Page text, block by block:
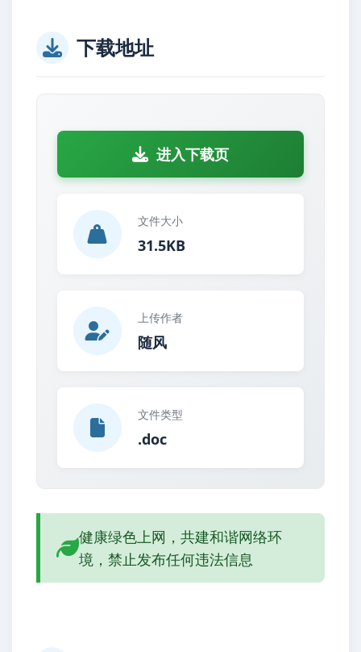
下载地址
进入下载页
文件大小
31.5KB
上传作者
随风
文件类型
.doc
健康绿色上网，共建和谐网络环
境，禁止发布任何违法信息